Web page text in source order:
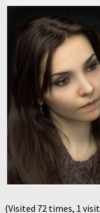
(Visited 72 times, 1